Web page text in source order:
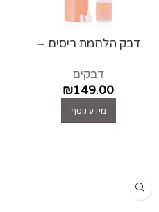
דבק הלחמת ריסים –
lashes extensions
דבקים
₪149.00
מידע נוסף